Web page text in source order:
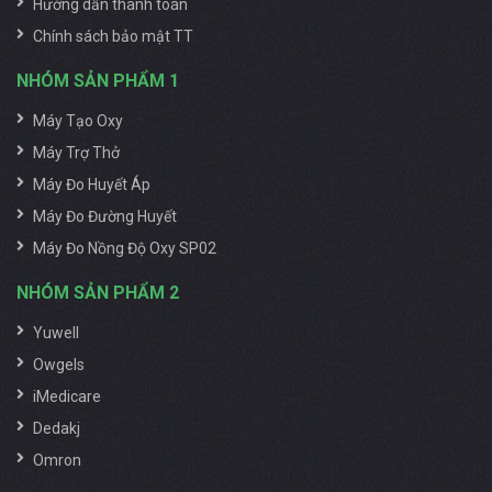
MUA MÁY TẠO OXY GIA ĐÌNH
Ở ĐÂU?
Bạn đang tìm kiếm máy thở oxy cho gia đình nhưng
chưa biết mua ở đâu tốt? Đừng quá lo lắng, Tiên Hương
Medical sẽ là sự lựa chọn hoàn hảo dành cho bạn. Đơn
vị chuyên cung cấp thiết bị y tế như máy tạo oxy, máy
Hướng dẫn thanh toán
Chính sách bảo mật TT
NHÓM SẢN PHẨM 1
Máy Tạo Oxy
Máy Trợ Thở
Máy Đo Huyết Áp
Máy Đo Đường Huyết
Máy Đo Nồng Độ Oxy SP02
NHÓM SẢN PHẨM 2
Yuwell
Owgels
iMedicare
Dedakj
Omron